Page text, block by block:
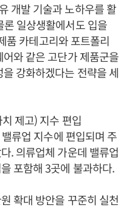
개발 기술과 노하우를 활
일상생활에서도 입을
품 카테고리와 포트폴리
와 같은 고단가 제품군을
강화하겠다는 전략을 세
제고) 지수 편입
류업 지수에 편입되며 주
. 의류업체 가운데 밸류업
포함해 3곳에 불과하다.
확대 방안을 꾸준히 실천